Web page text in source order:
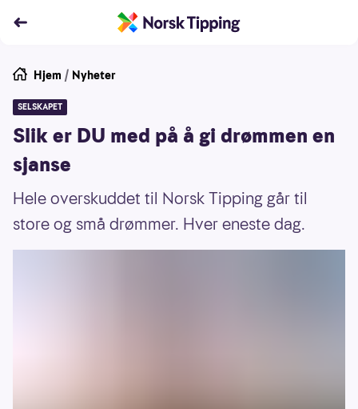
Hjem / Nyheter
SELSKAPET
Slik er DU med på å gi drømmen en
sjanse
Hele overskuddet til Norsk Tipping går til
store og små drømmer. Hver eneste dag.